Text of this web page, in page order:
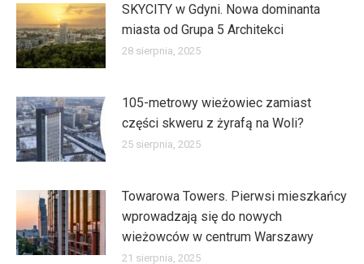
SKYCITY w Gdyni. Nowa dominanta
miasta od Grupa 5 Architekci
28 sierpnia, 2025
105-metrowy wieżowiec zamiast
części skweru z żyrafą na Woli?
25 sierpnia, 2025
Towarowa Towers. Pierwsi mieszkańcy
wprowadzają się do nowych
wieżowców w centrum Warszawy
21 sierpnia, 2025